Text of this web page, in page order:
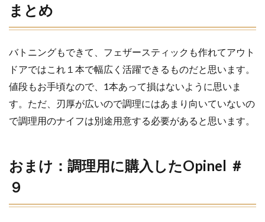
まとめ
バトニングもできて、フェザースティックも作れてアウト
ドアではこれ１本で幅広く活躍できるものだと思います。
値段もお手頃なので、1本あって損はないように思いま
す。 ただ、刃厚が広いので調理にはあまり向いていないの
で調理用のナイフは別途用意する必要があると思います。
おまけ：調理用に購入したOpinel ＃
９